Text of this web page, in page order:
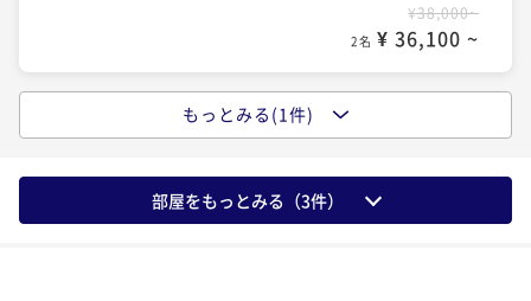
¥38,000~
2名 ¥ 36,100 ~
◇通年ご宿泊プラン（朝食付）
ポイント即利用で
最大5％OFF
¥43,000~
もっとみる(1件)
部屋をもっとみる（3件）